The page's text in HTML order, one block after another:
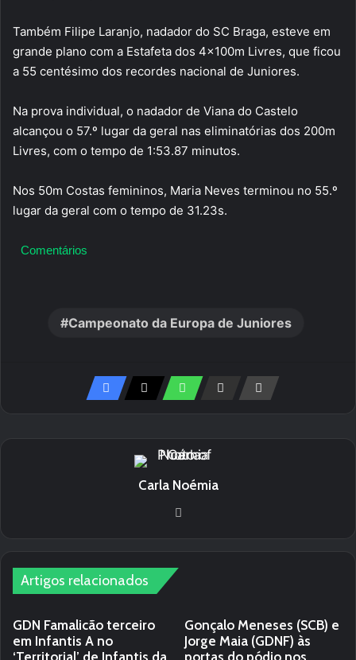
Também Filipe Laranjo, nadador do SC Braga, esteve em
grande plano com a Estafeta dos 4x100m Livres, que ficou
a 55 centésimo dos recordes nacional de Juniores.
Na prova individual, o nadador de Viana do Castelo
alcançou o 57.º lugar da geral nas eliminatórias dos 200m
Livres, com o tempo de 1:53.87 minutos.
Nos 50m Costas femininos, Maria Neves terminou no 55.º
lugar da geral com o tempo de 31.23s.
Comentários
Campeonato da Europa de Juniores
Carla Noémia
Artigos relacionados
GDN Famalicão terceiro
em Infantis A no
‘Territorial’ de Infantis da
Gonçalo Meneses (SCB) e
Jorge Maia (GDNF) às
portas do pódio nos